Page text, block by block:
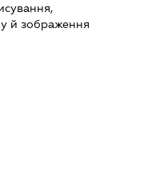
й зображення